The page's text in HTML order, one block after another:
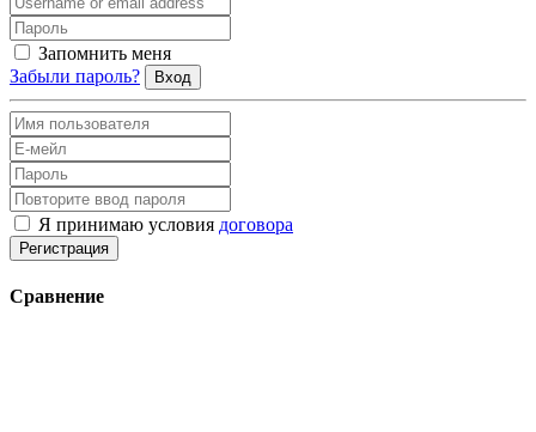
Запомнить меня
Забыли пароль?
Вход
Я принимаю условия договора
Регистрация
Сравнение